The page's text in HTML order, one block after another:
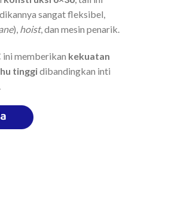
sangat fleksibel,
), hoist, dan mesin penarik.
ini memberikan kekuatan
tinggidibandingkan inti